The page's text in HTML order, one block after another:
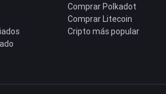
Comprar Polkadot
Comprar Litecoin
Cripto más popular